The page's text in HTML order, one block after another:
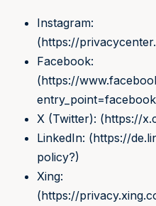
Instagram:
(https://
Facebook:
(https://
X (Twitter): (https://
LinkedIn: (https://
policy?)
Xing:
(https://